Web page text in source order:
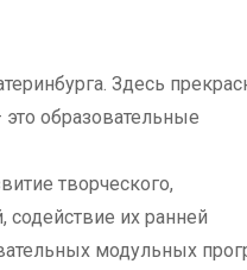
Здесь
образовательные
творческого,
содействие их ранней
модульных